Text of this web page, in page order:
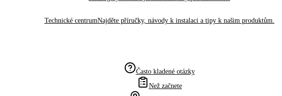
Technické centrumNajděte příručky, návody k instalaci a tipy k našim produktům.
Často kladené otázky
Než začnete